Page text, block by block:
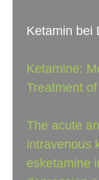
Ketamin bei
Ketamine:
Treatment
The acute
intravenous
esketamine